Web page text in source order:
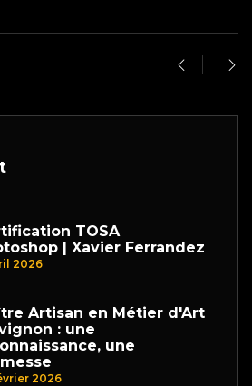
TOSA
| Xavier Ferrandez
2026
Artisan en Métier d'Art
: une
une
2026